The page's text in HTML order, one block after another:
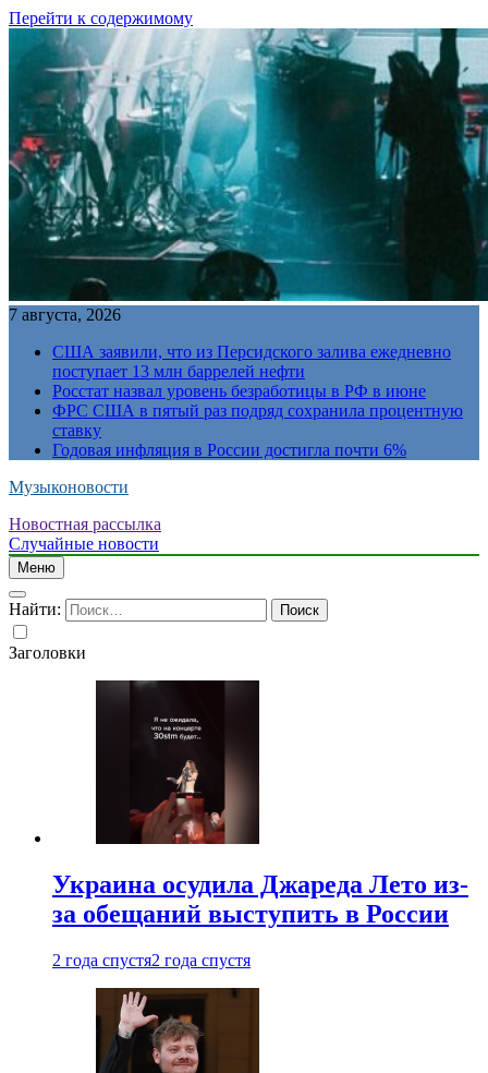
Перейти к содержимому
7 августа, 2026
США заявили, что из Персидского залива ежедневно
поступает 13 млн баррелей нефти
Росстат назвал уровень безработицы в РФ в июне
ФРС США в пятый раз подряд сохранила процентную
ставку
Годовая инфляция в России достигла почти 6%
Музыконовости
Новостная рассылка
Случайные новости
Меню
Найти:
Заголовки
Украина осудила Джареда Лето из-
за обещаний выступить в России
2 года спустя2 года спустя